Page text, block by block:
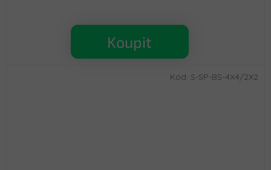
Koupit
Kód: S-SP-BS-4X4/2X2